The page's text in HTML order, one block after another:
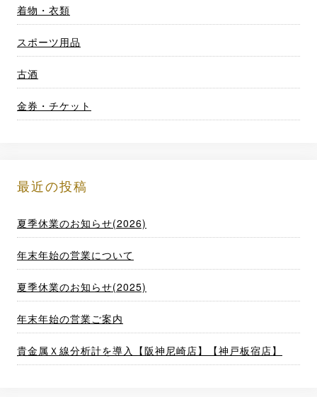
着物・衣類
スポーツ用品
古酒
金券・チケット
最近の投稿
夏季休業のお知らせ(2026)
年末年始の営業について
夏季休業のお知らせ(2025)
年末年始の営業ご案内
貴金属Ｘ線分析計を導入【阪神尼崎店】【神戸板宿店】